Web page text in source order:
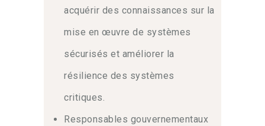
certifiant prépare les professionnels à
conformité.
Mise en œuvre d’un
cybersécurité robuste
acquérir des connaissances sur la
mise en œuvre de systèmes
sécurisés et améliorer la
résilience des systèmes
critiques.
Responsables gouvernementaux